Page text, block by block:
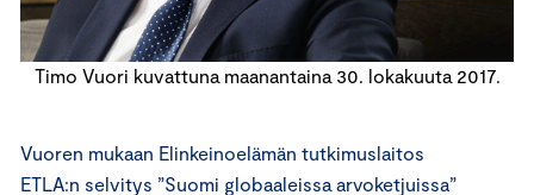
Timo Vuori kuvattuna maanantaina 30. lokakuuta 2017.
Vuoren mukaan Elinkeinoelämän tutkimuslaitos
ETLA:n selvitys ”Suomi globaaleissa arvoketjuissa”